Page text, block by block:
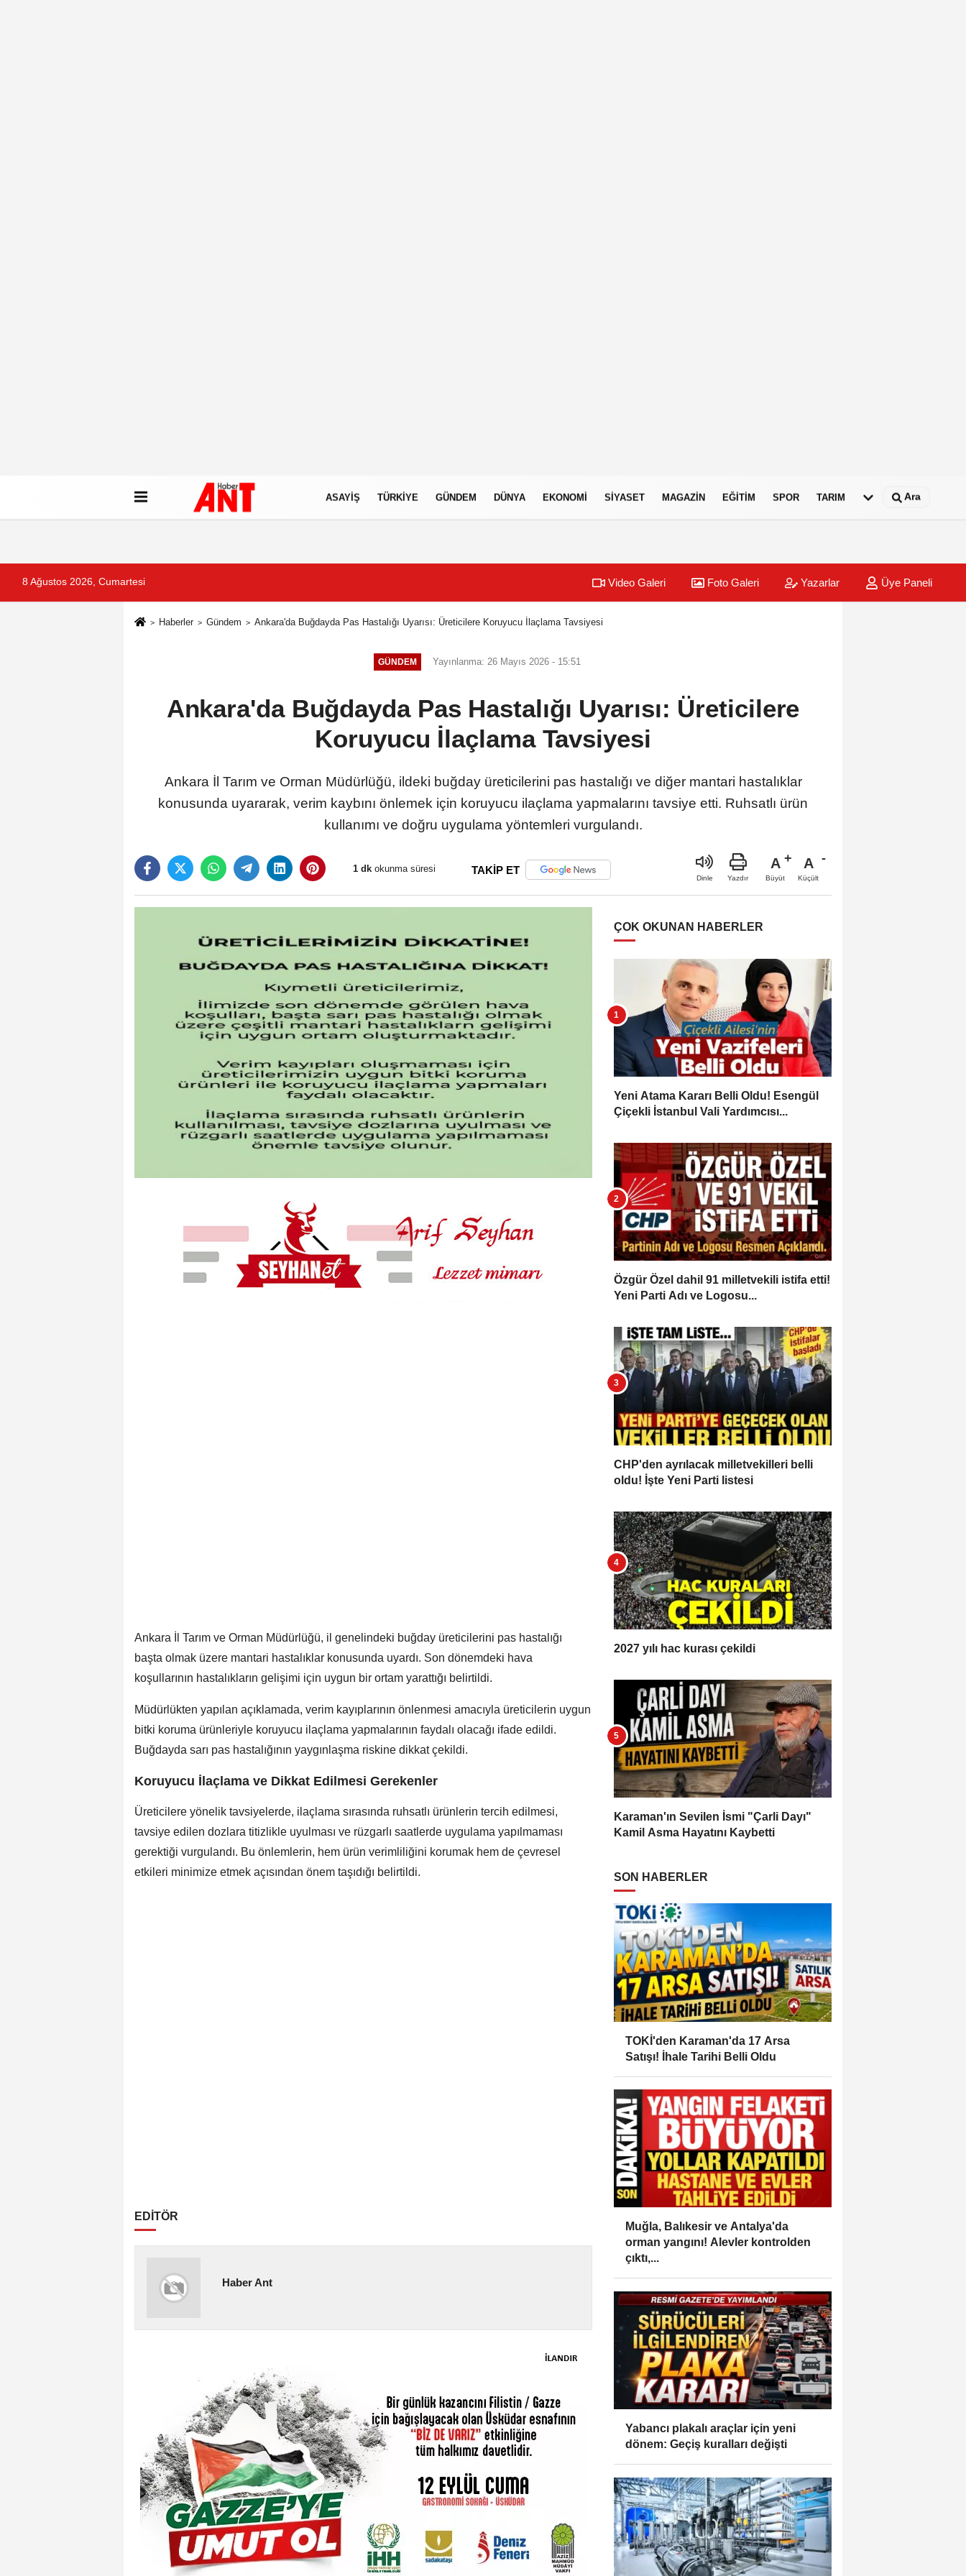
ASAYIŞ TÜRKIYE GÜNDEM DÜNYA EKONOMI SIYASET MAGAZIN EĞITIM SPOR TARIM Ara
8 Ağustos 2026, Cumartesi Video Galeri Foto Galeri Yazarlar Üye Paneli
Haberler Gündem Ankara'da Buğdayda Pas Hastalığı Uyarısı: Üreticilere Koruyucu İlaçlama Tavsiyesi
GÜNDEM Yayınlanma: 26 Mayıs 2026 - 15:51
Ankara'da Buğdayda Pas Hastalığı Uyarısı: Üreticilere
Koruyucu İlaçlama Tavsiyesi
Ankara İl Tarım ve Orman Müdürlüğü, ildeki buğday üreticilerini pas hastalığı ve diğer mantari hastalıklar
konusunda uyararak, verim kaybını önlemek için koruyucu ilaçlama yapmalarını tavsiye etti. Ruhsatlı ürün
kullanımı ve doğru uygulama yöntemleri vurgulandı.
1 dk okunma süresi TAKİP ET
Dinle Yazdır
A
Büyüt
A
Küçült
Ankara İl Tarım ve Orman Müdürlüğü, il genelindeki buğday üreticilerini pas hastalığı
başta olmak üzere mantari hastalıklar konusunda uyardı. Son dönemdeki hava
koşullarının hastalıkların gelişimi için uygun bir ortam yarattığı belirtildi.
Müdürlükten yapılan açıklamada, verim kayıplarının önlenmesi amacıyla üreticilerin uygun
bitki koruma ürünleriyle koruyucu ilaçlama yapmalarının faydalı olacağı ifade edildi.
Buğdayda sarı pas hastalığının yaygınlaşma riskine dikkat çekildi.
Koruyucu İlaçlama ve Dikkat Edilmesi Gerekenler
Üreticilere yönelik tavsiyelerde, ilaçlama sırasında ruhsatlı ürünlerin tercih edilmesi,
tavsiye edilen dozlara titizlikle uyulması ve rüzgarlı saatlerde uygulama yapılmaması
gerektiği vurgulandı. Bu önlemlerin, hem ürün verimliliğini korumak hem de çevresel
etkileri minimize etmek açısından önem taşıdığı belirtildi.
EDİTÖR
Haber Ant
ÇOK OKUNAN HABERLER
Yeni Atama Kararı Belli Oldu! Esengül
Çiçekli İstanbul Vali Yardımcısı...
Özgür Özel dahil 91 milletvekili istifa etti!
Yeni Parti Adı ve Logosu...
CHP'den ayrılacak milletvekilleri belli
oldu! İşte Yeni Parti listesi
2027 yılı hac kurası çekildi
Karaman'ın Sevilen İsmi "Çarli Dayı"
Kamil Asma Hayatını Kaybetti
SON HABERLER
TOKİ'den Karaman'da 17 Arsa
Satışı! İhale Tarihi Belli Oldu
Muğla, Balıkesir ve Antalya'da
orman yangını! Alevler kontrolden
çıktı,...
Yabancı plakalı araçlar için yeni
dönem: Geçiş kuralları değişti